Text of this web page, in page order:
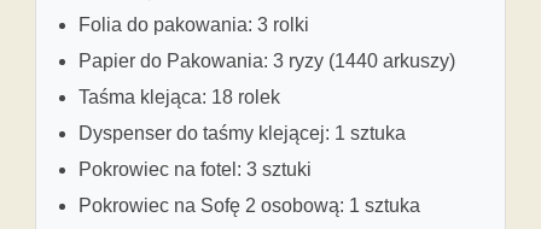
Folia do pakowania: 3 rolki
Papier do Pakowania: 3 ryzy (1440 arkuszy)
Taśma klejąca: 18 rolek
Dyspenser do taśmy klejącej: 1 sztuka
Pokrowiec na fotel: 3 sztuki
Pokrowiec na Sofę 2 osobową: 1 sztuka